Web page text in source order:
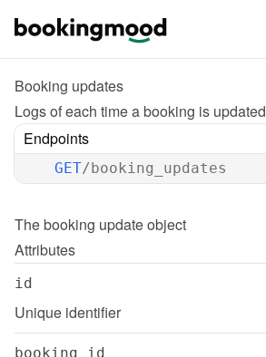
Booking updates
Logs of each time a booking is updated
Endpoints
GET/booking_updates
The booking update object
Attributes
id
Unique identifier
booking_id